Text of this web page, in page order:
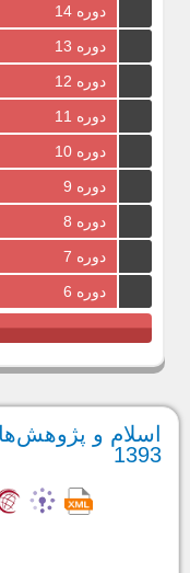
دوره 14
دوره 13
دوره 12
دوره 11
دوره 10
دوره 9
دوره 8
دوره 7
دوره 6
1393